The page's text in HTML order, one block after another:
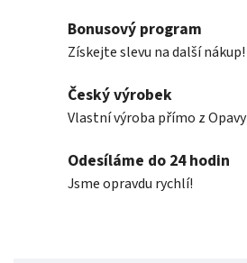
Bonusový program
Získejte slevu na další nákup!
Český výrobek
Vlastní výroba přímo z Opavy
Odesíláme do 24 hodin
Jsme opravdu rychlí!